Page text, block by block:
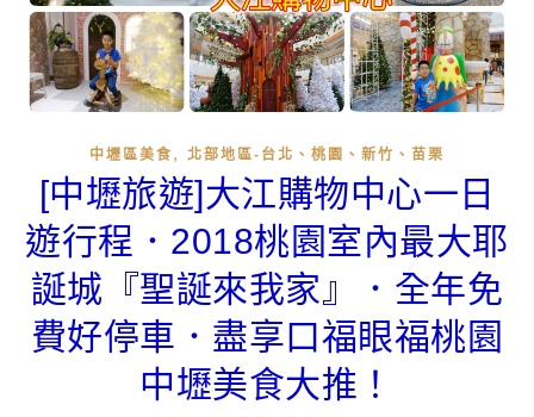
中壢區美食 , 北部地區-台北、桃園、新竹、苗栗
[中壢旅遊]大江購物中心一日
遊行程．2018桃園室內最大耶
誕城『聖誕來我家』．全年免
費好停車．盡享口福眼福桃園
中壢美食大推！